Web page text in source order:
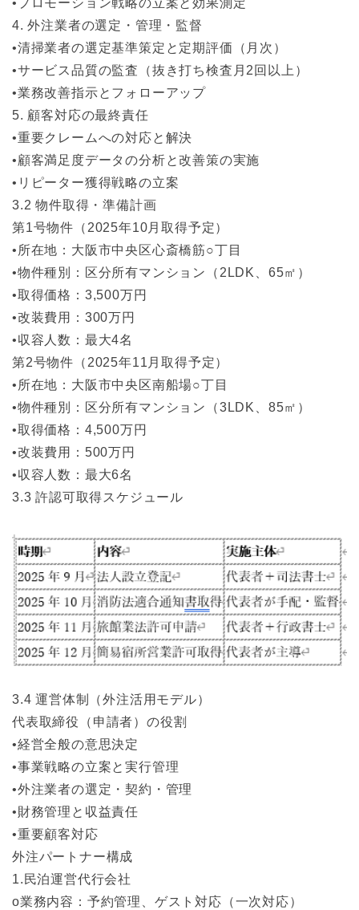
•プロモーション戦略の立案と効果測定
4. 外注業者の選定・管理・監督
•清掃業者の選定基準策定と定期評価（月次）
•サービス品質の監査（抜き打ち検査月2回以上）
•業務改善指示とフォローアップ
5. 顧客対応の最終責任
•重要クレームへの対応と解決
•顧客満足度データの分析と改善策の実施
•リピーター獲得戦略の立案
3.2 物件取得・準備計画
第1号物件（2025年10月取得予定）
•所在地：大阪市中央区心斎橋筋○丁目
•物件種別：区分所有マンション（2LDK、65㎡）
•取得価格：3,500万円
•改装費用：300万円
•収容人数：最大4名
第2号物件（2025年11月取得予定）
•所在地：大阪市中央区南船場○丁目
•物件種別：区分所有マンション（3LDK、85㎡）
•取得価格：4,500万円
•改装費用：500万円
•収容人数：最大6名
3.3 許認可取得スケジュール
3.4 運営体制（外注活用モデル）
代表取締役（申請者）の役割
•経営全般の意思決定
•事業戦略の立案と実行管理
•外注業者の選定・契約・管理
•財務管理と収益責任
•重要顧客対応
外注パートナー構成
1.民泊運営代行会社
o業務内容：予約管理、ゲスト対応（一次対応）